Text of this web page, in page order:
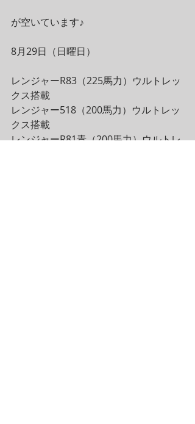
が空いています♪
8月29日（日曜日）
レンジャーR83（225馬力）ウルトレッ
クス搭載
レンジャー518（200馬力）ウルトレッ
クス搭載
レンジャーR81青（200馬力）ウルトレ